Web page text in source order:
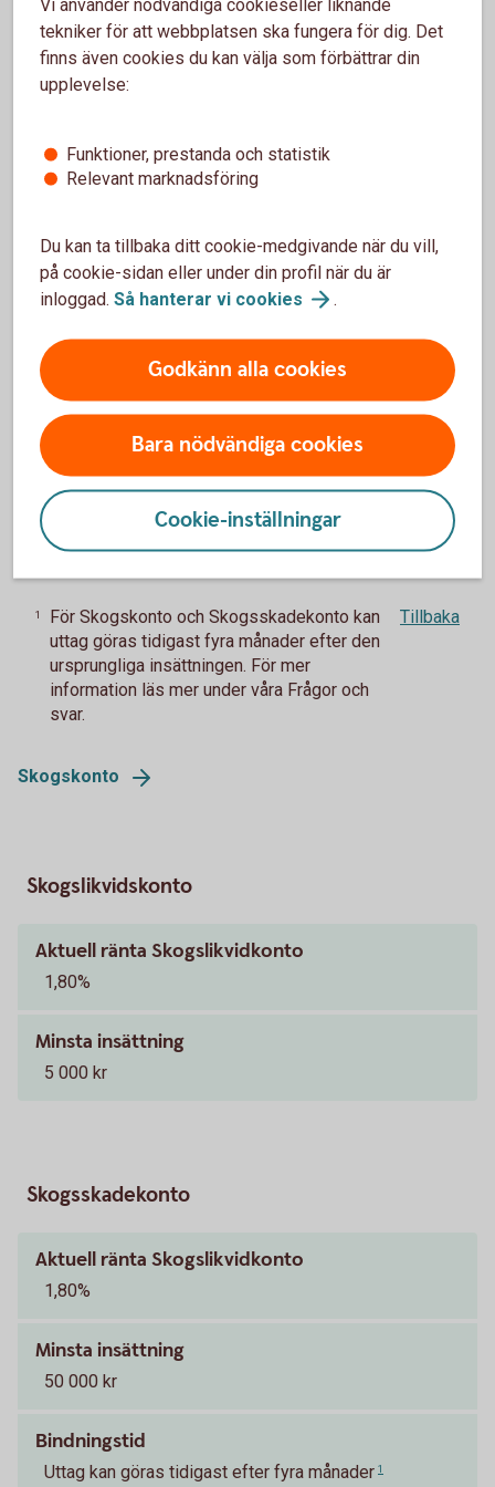
depåavgift.
Värdepapperstjänst ISK
Sparkonton för skogsägare
Skogskonto
Aktuell ränta Skogskonto
Minsta insättning
Bindningstid
Uttag kan göras tidigast efter fyra månader
1
För Skogskonto och Skogsskadekonto kan
uttag göras tidigast fyra månader efter den
ursprungliga insättningen. För mer
information läs mer under våra Frågor och
svar.
Tillbaka
Skogskonto
Skogslikvidskonto
Aktuell ränta Skogslikvidkonto
1,80%
Minsta insättning
5 000 kr
Skogsskadekonto
Aktuell ränta Skogslikvidkonto
1,80%
Minsta insättning
50 000 kr
Bindningstid
Uttag kan göras tidigast efter fyra månader 1
tekniker för att webbplatsen ska fungera för dig. Det
finns även cookies du kan välja som förbättrar din
upplevelse:
Funktioner, prestanda och statistik
Relevant marknadsföring
Du kan ta tillbaka ditt cookie-medgivande när du vill,
på cookie-sidan eller under din profil när du är
inloggad. Så hanterar vi cookies .
Godkänn alla cookies
Bara nödvändiga cookies
Cookie-inställningar